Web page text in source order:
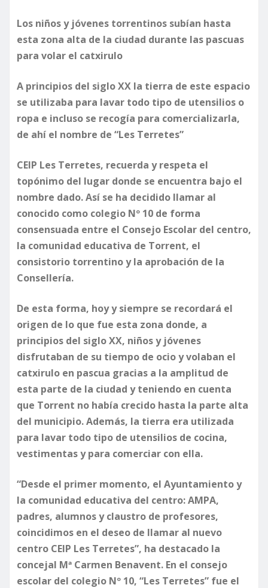
Los niños y jóvenes torrentinos subían hasta
esta zona alta de la ciudad durante las pascuas
para volar el catxirulo
A principios del siglo XX la tierra de este espacio
se utilizaba para lavar todo tipo de utensilios o
ropa e incluso se recogía para comercializarla,
de ahí el nombre de “Les Terretes”
CEIP Les Terretes, recuerda y respeta el
topónimo del lugar donde se encuentra bajo el
nombre dado. Así se ha decidido llamar al
conocido como colegio Nº 10 de forma
consensuada entre el Consejo Escolar del centro,
la comunidad educativa de Torrent, el
consistorio torrentino y la aprobación de la
Consellería.
​De esta forma, hoy y siempre se recordará el
origen de lo que fue esta zona donde, a
principios del siglo XX, niños y jóvenes
disfrutaban de su tiempo de ocio y volaban el
catxirulo en pascua gracias a la amplitud de
esta parte de la ciudad y teniendo en cuenta
que Torrent no había crecido hasta la parte alta
del municipio. Además, la tierra era utilizada
para lavar todo tipo de utensilios de cocina,
vestimentas y para comerciar con ella.
​“Desde el primer momento, el Ayuntamiento y
la comunidad educativa del centro: AMPA,
padres, alumnos y claustro de profesores,
coincidimos en el deseo de llamar al nuevo
centro CEIP Les Terretes”, ha destacado la
concejal Mª Carmen Benavent. En el consejo
escolar del colegio Nº 10, “Les Terretes” fue el